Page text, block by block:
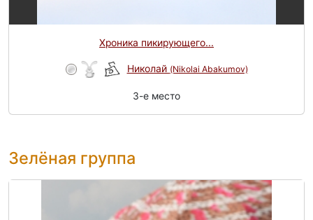
Хроника пикирующего...
Николай (Nikolai Abakumov)
3-e место
Зелёная группа